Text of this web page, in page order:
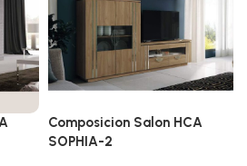
Composicion Salon HCA
SOPHIA-2